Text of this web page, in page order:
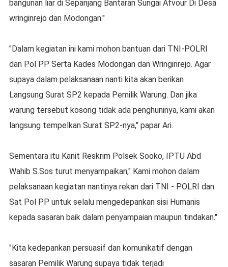
bangunan liar di Sepanjang Bantaran Sungai Afvour Di Desa
wringinrejo dan Modongan."
"Dalam kegiatan ini kami mohon bantuan dari TNI-POLRI
dan Pol PP Serta Kades Modongan dan Wringinrejo. Agar
supaya dalam pelaksanaan nanti kita akan berikan
Langsung Surat SP2 kepada Pemilik Warung. Dan jika
warung tersebut kosong tidak ada penghuninya, kami akan
langsung tempelkan Surat SP2-nya," papar Ari.
Sementara itu Kanit Reskrim Polsek Sooko, IPTU Abd
Wahib S.Sos turut menyampaikan," Kami mohon dalam
pelaksanaan kegiatan nantinya rekan dari TNI - POLRI dan
Sat Pol PP untuk selalu mengedepankan sisi Humanis
kepada sasaran baik dalam penyampaian maupun tindakan."
"Kita kedepankan persuasif dan komunikatif dengan
sasaran Pemilik Warung supaya tidak terjadi